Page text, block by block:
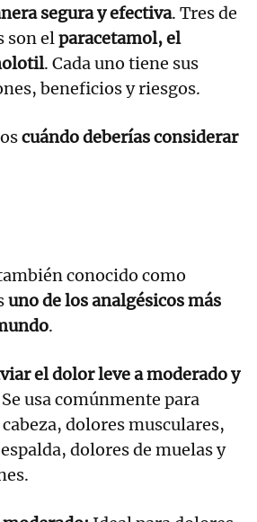
segura y efectiva. Tres de
son elparacetamol, el
. Cada uno tiene sus
beneficios y riesgos.
cuándo deberías considerar
conocido como
uno de los analgésicos más
.
el dolor leve a moderado y
Se usa comúnmente para
dolores musculares,
dolores de muelas y